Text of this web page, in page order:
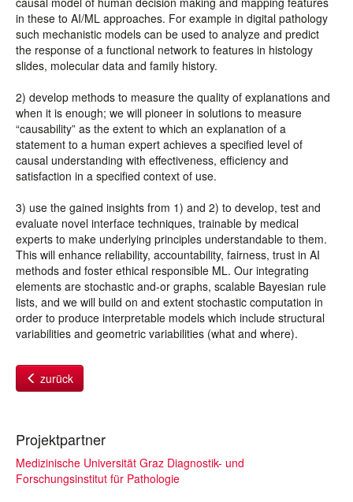
in these to AI/ML approaches. For example in digital pathology
such mechanistic models can be used to analyze and predict
the response of a functional network to features in histology
slides, molecular data and family history.
2) develop methods to measure the quality of explanations and
when it is enough; we will pioneer in solutions to measure
“causability” as the extent to which an explanation of a
statement to a human expert achieves a specified level of
causal understanding with effectiveness, efficiency and
satisfaction in a specified context of use.
3) use the gained insights from 1) and 2) to develop, test and
evaluate novel interface techniques, trainable by medical
experts to make underlying principles understandable to them.
This will enhance reliability, accountability, fairness, trust in AI
methods and foster ethical responsible ML. Our integrating
elements are stochastic and-or graphs, scalable Bayesian rule
lists, and we will build on and extent stochastic computation in
order to produce interpretable models which include structural
variabilities and geometric variabilities (what and where).
zurück
Projektpartner
Medizinische Universität Graz Diagnostik- und
Forschungsinstitut für Pathologie